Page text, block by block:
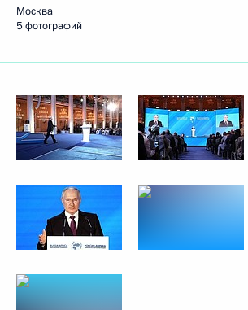
Москва
5 фотографий